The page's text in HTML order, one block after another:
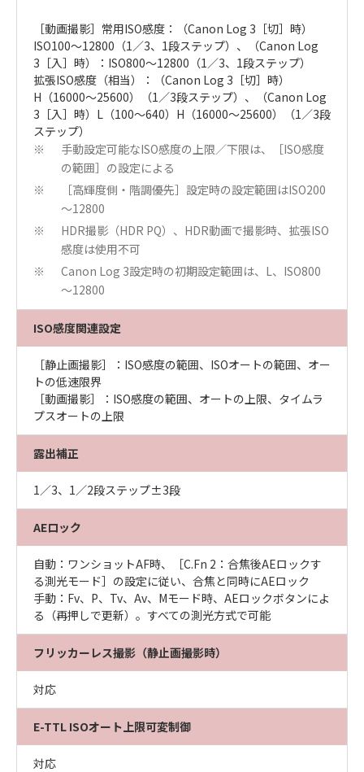
［動画撮影］常用ISO感度：（Canon Log 3［切］時）
ISO100～12800（1／3、1段ステップ）、（Canon Log
3［入］時）：ISO800～12800（1／3、1段ステップ）
拡張ISO感度（相当）：（Canon Log 3［切］時）
H（16000～25600）（1／3段ステップ）、（Canon Log
3［入］時）L（100～640）H（16000～25600）（1／3段
ステップ）
※
手動設定可能なISO感度の上限／下限は、［ISO感度
の範囲］の設定による
※
［高輝度側・階調優先］設定時の設定範囲はISO200
～12800
※
HDR撮影（HDR PQ）、HDR動画で撮影時、拡張ISO
感度は使用不可
※
Canon Log 3設定時の初期設定範囲は、L、ISO800
～12800
ISO感度関連設定
［静止画撮影］：ISO感度の範囲、ISOオートの範囲、オー
トの低速限界
［動画撮影］：ISO感度の範囲、オートの上限、タイムラ
プスオートの上限
露出補正
1／3、1／2段ステップ±3段
AEロック
自動：ワンショットAF時、［C.Fn 2：合焦後AEロックす
る測光モード］の設定に従い、合焦と同時にAEロック
手動：Fv、P、Tv、Av、Mモード時、AEロックボタンによ
る（再押しで更新）。すべての測光方式で可能
フリッカーレス撮影（静止画撮影時）
対応
E-TTL ISOオート上限可変制御
対応